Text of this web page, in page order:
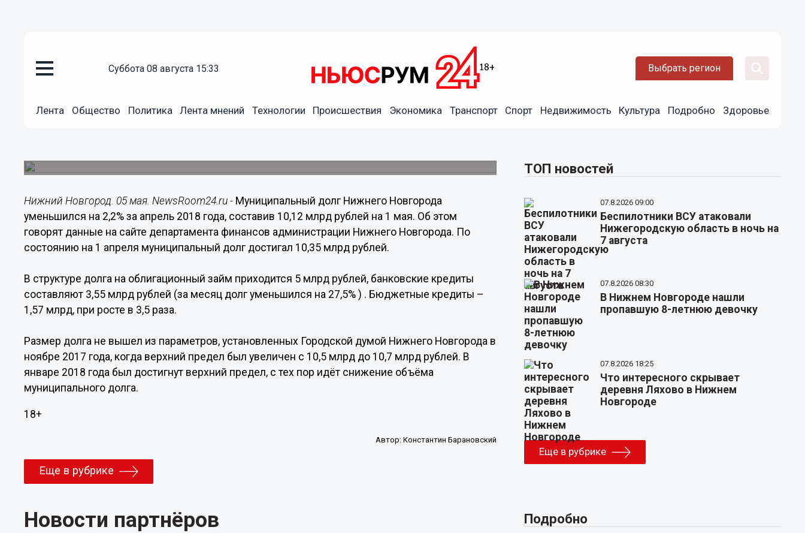
суббота 08 августа 15:33 Выбрать регион
Лента Общество Политика Лента мнений Технологии Происшествия Экономика Транспорт Спорт Недвижимость Культура Подробно Здоровье
За апрель 2018 года муниципальный долг Нижнего
Нижний Новгород. 05 мая. NewsRoom24.ru - Муниципальный долг Нижнего Новгорода
уменьшился на 2,2% за апрель 2018 года, составив 10,12 млрд рублей на 1 мая. Об этом
говорят данные на сайте департамента финансов администрации Нижнего Новгорода. По
состоянию на 1 апреля муниципальный долг достигал 10,35 млрд рублей.
В структуре долга на облигационный займ приходится 5 млрд рублей, банковские кредиты
составляют 3,55 млрд рублей (за месяц долг уменьшился на 27,5% ) . Бюджетные кредиты –
1,57 млрд, при росте в 3,5 раза.
Размер долга не вышел из параметров, установленных Городской думой Нижнего Новгорода в
ноябре 2017 года, когда верхний предел был увеличен с 10,5 млрд до 10,7 млрд рублей. В
январе 2018 года был достигнут верхний предел, с тех пор идёт снижение объёма
муниципального долга.
18+
Автор: Константин Барановский
Еще в рубрике
Новости партнёров
ТОП новостей
07.8.2026 09:00
Беспилотники ВСУ атаковали
Нижегородскую область в ночь на
7 августа
07.8.2026 08:30
В Нижнем Новгороде нашли
пропавшую 8-летнюю девочку
07.8.2026 18:25
Что интересного скрывает
деревня Ляхово в Нижнем
Новгороде
Еще в рубрике
Подробно